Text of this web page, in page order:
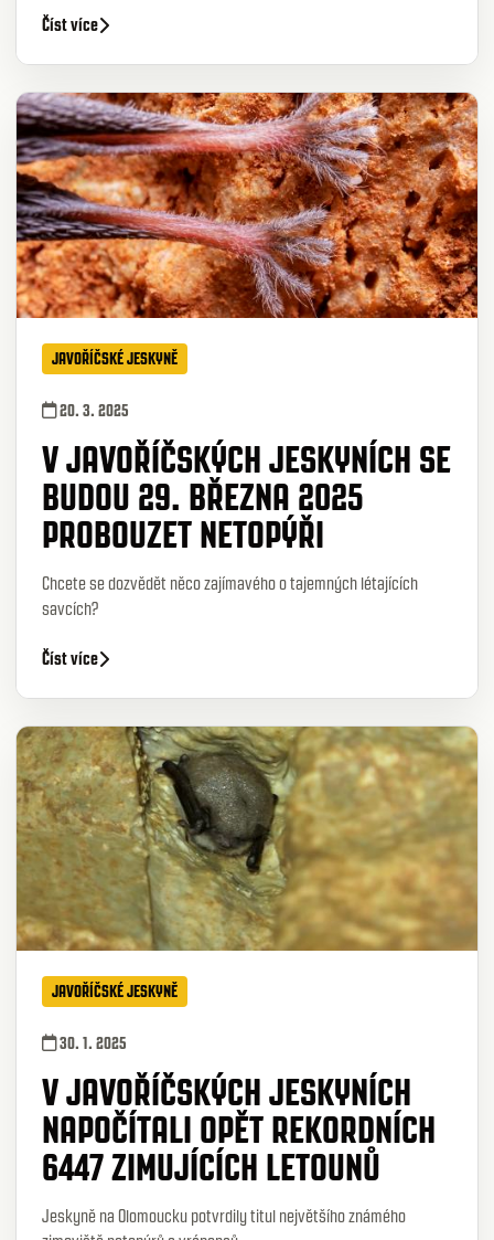
Číst více
JAVOŘÍČSKÉ JESKYNĚ
20. 3. 2025
V JAVOŘÍČSKÝCH JESKYNÍCH SE
BUDOU 29. BŘEZNA 2025
PROBOUZET NETOPÝŘI
Chcete se dozvědět něco zajímavého o tajemných létajících
savcích?
Číst více
JAVOŘÍČSKÉ JESKYNĚ
30. 1. 2025
V JAVOŘÍČSKÝCH JESKYNÍCH
NAPOČÍTALI OPĚT REKORDNÍCH
6447 ZIMUJÍCÍCH LETOUNŮ
Jeskyně na Olomoucku potvrdily titul největšího známého